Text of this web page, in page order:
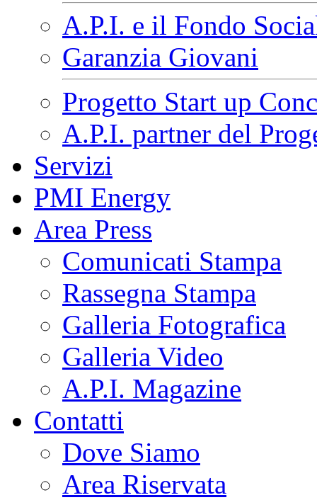
A.P.I. e il Fondo
Garanzia Giovani
Progetto Start up
A.P.I. partner del
Servizi
PMI Energy
Area Press
Comunicati Stampa
Rassegna Stampa
Galleria Fotografica
Galleria Video
A.P.I. Magazine
Contatti
Dove Siamo
Area Riservata